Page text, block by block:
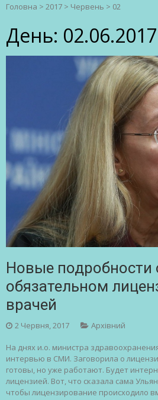
Головна > 2017 > Червень > 02
День: 02.06.2017
Новые подробности
обязательном
врачей
2 Червня, 2017 Архівний
На днях и.о. министра
интервью в СМИ. Заговорила о
готовы, но уже работают. Будет
лицензией. Вот, что сказала сама
чтобы лицензирование происходило